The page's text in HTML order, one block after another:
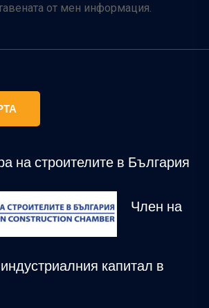
от мен информация.
на строителите в България
Член на
капитал в